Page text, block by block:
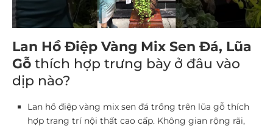
Lan Hồ Điệp Vàng Mix Sen Đá, Lũa
Gỗ thích hợp trưng bày ở đâu vào
dịp nào?
Lan hồ điệp vàng mix sen đá trồng trên lũa gỗ thích
hợp trang trí nội thất cao cấp. Không gian rộng rãi,